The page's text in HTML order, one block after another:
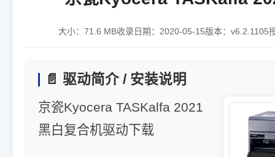
大小： 71.6 MB收录日期： 2020-05-15版本： v6.2.1105
📄 驱动简介 / 安装说明
京瓷Kyocera TASKalfa 2021
黑白复合机驱动下载